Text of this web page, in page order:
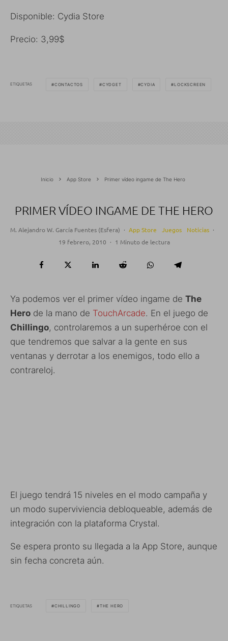
Disponible: Cydia Store
Precio: 3,99$
ETIQUETAS CONTACTOS CYDGET CYDIA LOCKSCREEN
Inicio App Store Primer vídeo ingame de The Hero
PRIMER VÍDEO INGAME DE THE HERO
M. Alejandro W. García Fuentes (Esfera) · App Store Juegos Noticias ·
19 febrero, 2010 · 1 Minuto de lectura
Ya podemos ver el primer vídeo ingame de The
Hero de la mano de TouchArcade. En el juego de
Chillingo, controlaremos a un superhéroe con el
que tendremos que salvar a la gente en sus
ventanas y derrotar a los enemigos, todo ello a
contrareloj.
El juego tendrá 15 niveles en el modo campaña y
un modo superviviencia debloqueable, además de
integración con la plataforma Crystal.
Se espera pronto su llegada a la App Store, aunque
sin fecha concreta aún.
ETIQUETAS CHILLINGO THE HERO